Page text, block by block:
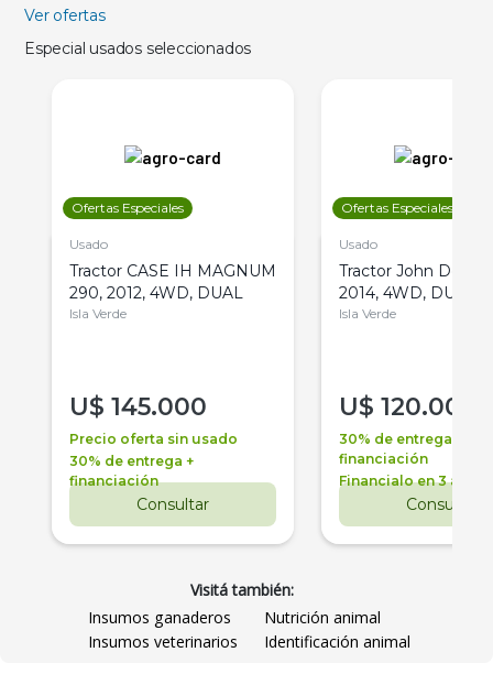
Ver ofertas
Especial usados seleccionados
Ofertas Especiales
Usado
Tractor CASE IH MAGNUM
290, 2012, 4WD, DUAL
Isla Verde
U$ 145.000
Precio oferta sin usado
30% de entrega +
financiación
Consultar
Ofertas Especiales
Usado
Tractor John Deere
2014, 4WD, DUAL
Isla Verde
U$ 120.000
30% de entrega +
financiación
Financialo en 3 años
Consultar
Visitá también:
Insumos ganaderos
Nutrición animal
Insumos veterinarios
Identificación animal